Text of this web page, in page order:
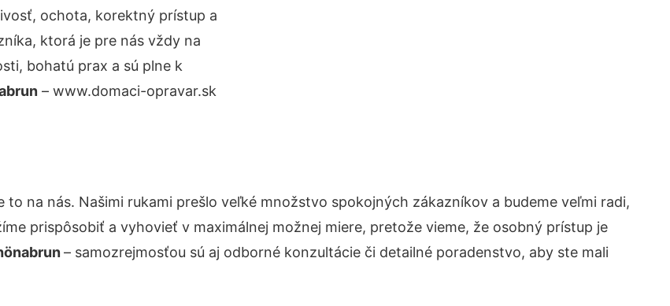
ochota, korektný prístup a
ktorá je pre nás vždy na
bohatú prax a sú plne k
– www.domaci-opravar.sk
to na nás. Našimi rukami prešlo veľké množstvo spokojných zákazníkov a budeme veľmi radi,
prispôsobiť a vyhovieť v maximálnej možnej miere, pretože vieme, že osobný prístup je
– samozrejmosťou sú aj odborné konzultácie či detailné poradenstvo, aby ste mali